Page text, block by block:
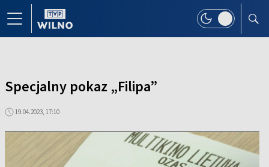
Specjalny pokaz „Filipa”
19.04.2023, 17:10